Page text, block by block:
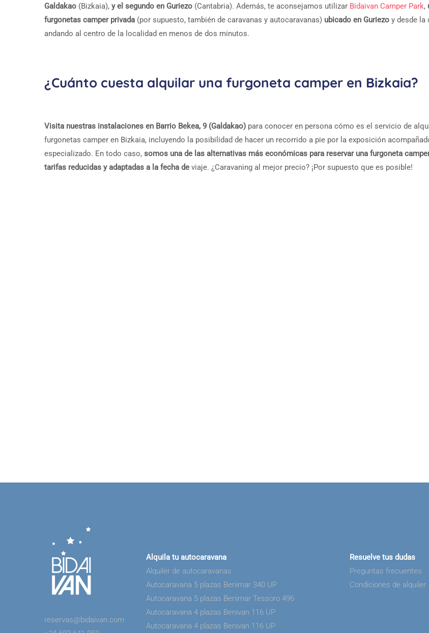
Galdakao (Bizkaia), y el segundo en Guriezo (Cantabria). Además, te aconsejamos utilizar Bidaivan Camper Park,
furgonetas camper privada (por supuesto, también de caravanas y autocaravanas) ubicado en Guriezo y desde la
andando al centro de la localidad en menos de dos minutos.
¿Cuánto cuesta alquilar una furgoneta camper en Bizkaia?
Visita nuestras instalaciones en Barrio Bekea, 9 (Galdakao) para conocer en persona cómo es el servicio de
furgonetas camper en Bizkaia, incluyendo la posibilidad de hacer un recorrido a pie por la exposición
especializado. En todo caso, somos una de las alternativas más económicas para reservar una furgoneta
tarifas reducidas y adaptadas a la fecha de viaje. ¿Caravaning al mejor precio? ¡Por supuesto que es posible!
reservas@bidaivan.com
Alquila tu autocaravana
Alquiler de autocaravanas
Autocaravana 5 plazas Benimar 340 UP
Autocaravana 5 plazas Benimar Tessoro 496
Autocaravana 4 plazas Benivan 116 UP
Autocaravana 4 plazas Benivan 116 UP
Resuelve tus dudas
Preguntas frecuentes
Condiciones de alquiler